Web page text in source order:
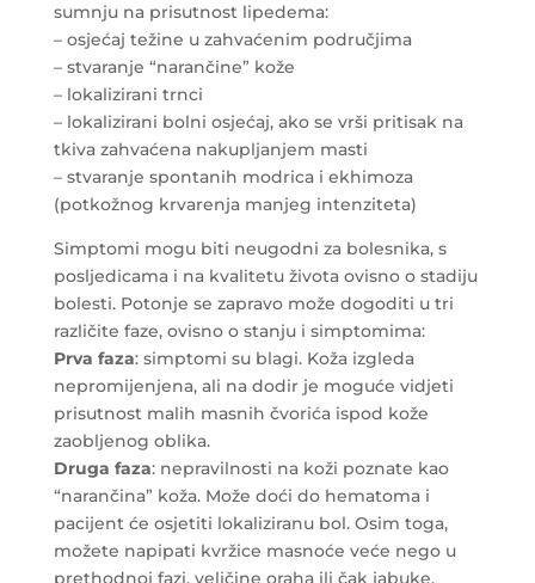
sumnju na prisutnost lipedema:
– osjećaj težine u zahvaćenim područjima
– stvaranje “narančine” kože
– lokalizirani trnci
– lokalizirani bolni osjećaj, ako se vrši pritisak na
tkiva zahvaćena nakupljanjem masti
– stvaranje spontanih modrica i ekhimoza
(potkožnog krvarenja manjeg intenziteta)
Simptomi mogu biti neugodni za bolesnika, s
posljedicama i na kvalitetu života ovisno o stadiju
bolesti. Potonje se zapravo može dogoditi u tri
različite faze, ovisno o stanju i simptomima:
Prva faza: simptomi su blagi. Koža izgleda
nepromijenjena, ali na dodir je moguće vidjeti
prisutnost malih masnih čvorića ispod kože
zaobljenog oblika.
Druga faza: nepravilnosti na koži poznate kao
“narančina” koža. Može doći do hematoma i
pacijent će osjetiti lokaliziranu bol. Osim toga,
možete napipati kvržice masnoće veće nego u
prethodnoj fazi, veličine oraha ili čak jabuke.